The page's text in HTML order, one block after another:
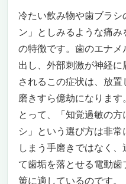
フィリップス ソニ
HX9992/21｜知覚
歯ブラシの最高峰
知覚過敏でも「
──やさしさとテ
の1本
“やわらかさ”と
材のヘッドが歯
高級感と持ち運
ン。外出先でも
こういう方には
は別の選択肢が
冷たい飲み物や歯ブラ
ン」としみるような痛
の特徴です。歯のエナ
出し、外部刺激が神経に
されるこの症状は、放
磨きすら億劫になりま
とって、「知覚過敏の
シ」という選び方は非
しまう手磨きではなく
て歯垢を落とせる電動
策に適しているのです。